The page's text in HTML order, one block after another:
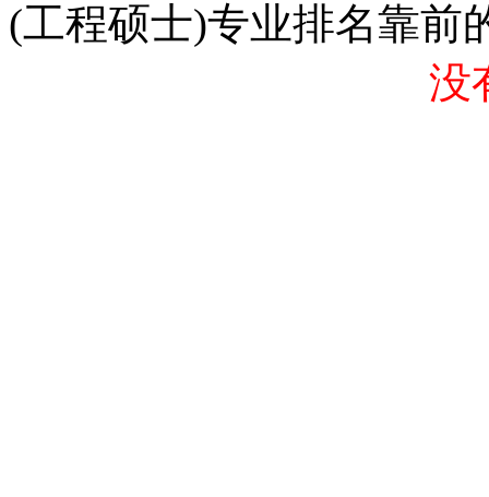
(工程硕士)专业排名靠前
没